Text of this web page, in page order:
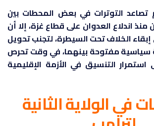
تصاعد التوترات في بعض المحطات بين
اندلاع العدوان على قطاع غزة، إلا أن
الخلاف تحت السيطرة، لتجنب تحويل
سياسية مفتوحة بينهما، في وقت تحرص
استمرار التنسيق في الأزمة الإقليمية
في الولاية الثانية